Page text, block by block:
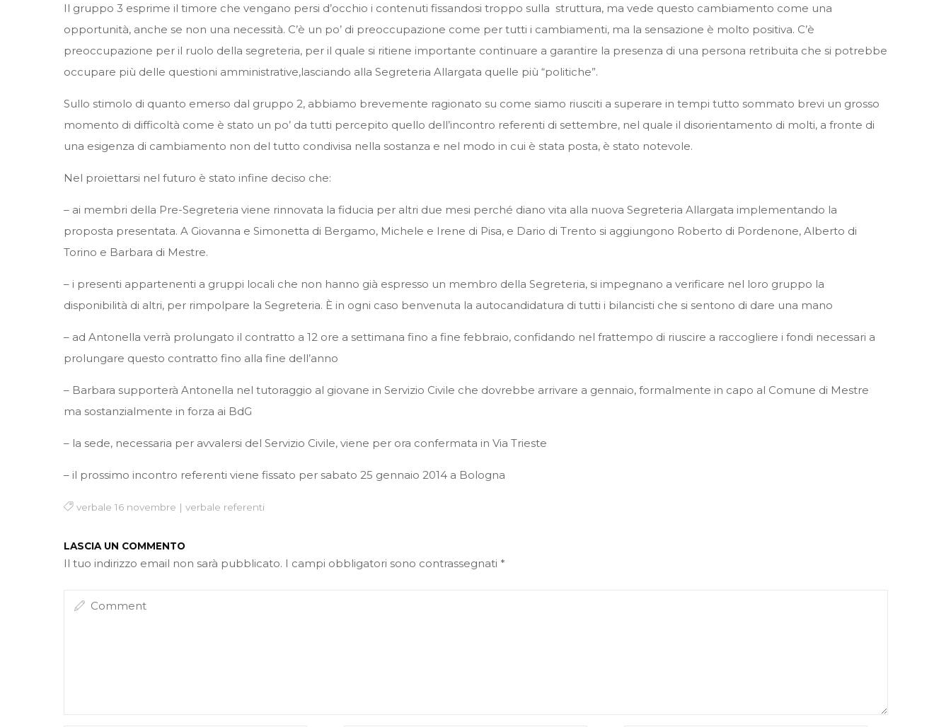
Il gruppo 3 esprime il timore che vengano persi d’occhio i contenuti fissandosi troppo sulla struttura, ma vede questo cambiamento come una
opportunità, anche se non una necessità. C’è un po’ di preoccupazione come per tutti i cambiamenti, ma la sensazione è molto positiva. C’è
preoccupazione per il ruolo della segreteria, per il quale si ritiene importante continuare a garantire la presenza di una persona retribuita che si potrebbe
occupare più delle questioni amministrative,lasciando alla Segreteria Allargata quelle più “politiche”.
Sullo stimolo di quanto emerso dal gruppo 2, abbiamo brevemente ragionato su come siamo riusciti a superare in tempi tutto sommato brevi un grosso
momento di difficoltà come è stato un po’ da tutti percepito quello dell’incontro referenti di settembre, nel quale il disorientamento di molti, a fronte di
una esigenza di cambiamento non del tutto condivisa nella sostanza e nel modo in cui è stata posta, è stato notevole.
Nel proiettarsi nel futuro è stato infine deciso che:
– ai membri della Pre-Segreteria viene rinnovata la fiducia per altri due mesi perché diano vita alla nuova Segreteria Allargata implementando la
proposta presentata. A Giovanna e Simonetta di Bergamo, Michele e Irene di Pisa, e Dario di Trento si aggiungono Roberto di Pordenone, Alberto di
Torino e Barbara di Mestre.
– i presenti appartenenti a gruppi locali che non hanno già espresso un membro della Segreteria, si impegnano a verificare nel loro gruppo la
disponibilità di altri, per rimpolpare la Segreteria. È in ogni caso benvenuta la autocandidatura di tutti i bilancisti che si sentono di dare una mano
– ad Antonella verrà prolungato il contratto a 12 ore a settimana fino a fine febbraio, confidando nel frattempo di riuscire a raccogliere i fondi necessari a
prolungare questo contratto fino alla fine dell’anno
– Barbara supporterà Antonella nel tutoraggio al giovane in Servizio Civile che dovrebbe arrivare a gennaio, formalmente in capo al Comune di Mestre
ma sostanzialmente in forza ai BdG
– la sede, necessaria per avvalersi del Servizio Civile, viene per ora confermata in Via Trieste
– il prossimo incontro referenti viene fissato per sabato 25 gennaio 2014 a Bologna
verbale 16 novembre | verbale referenti
LASCIA UN COMMENTO
Il tuo indirizzo email non sarà pubblicato. I campi obbligatori sono contrassegnati *